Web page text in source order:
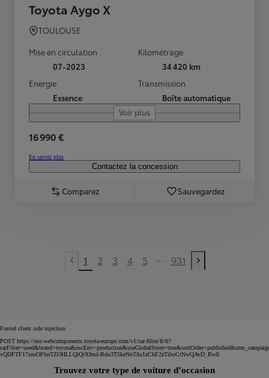
Toyota Aygo X
TOULOUSE
Mise en circulation
07-2023
Kilométrage
34 420 km
Energie
Essence
Transmission
Boîte automatique
Voir plus
16 990 €
En savoir plus
Contactez la concession
Comparez Sauvegardez
Previous page
1 2 3 4 5 ... 931
Next page
Forced client side injection
POST https://usc-webcomponents.toyota-europe.com/v1/car-filter/fr/fr?
vQDFTF17snsOFbnTZOHLLQlQtXfmd-Rdo3T5keNnTAs1zChF2zTihoCtNwQAvD_BwE
Trouvez votre type de voiture d’occasion